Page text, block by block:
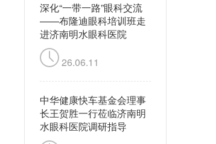
深化“一带一路”眼科交流
——布隆迪眼科培训班走
进济南明水眼科医院
26.06.11
中华健康快车基金会理事
长王贺胜一行莅临济南明
水眼科医院调研指导